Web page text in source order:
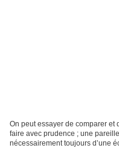
On peut essayer de comparer et
faire avec prudence ; une
nécessairement toujours d’une